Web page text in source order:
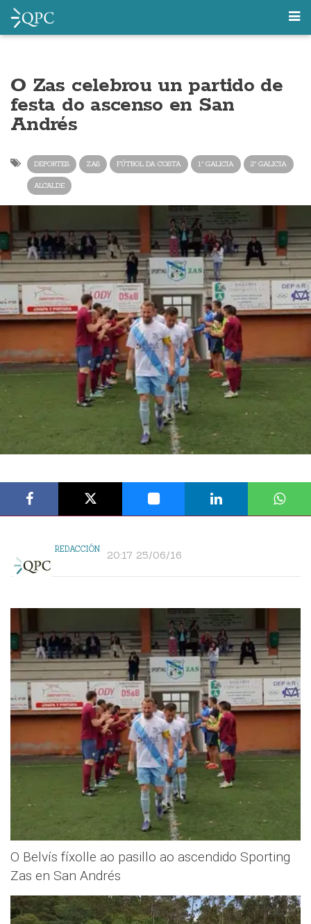
O Zas celebrou un partido de
festa do ascenso en San
Andrés
DEPORTES ZAS FÚTBOL DA COSTA 1ª GALICIA 2ª GALICIA
ALCALDE
REDACCIÓN 20:17 25/06/16
O Belvís fíxolle ao pasillo ao ascendido Sporting
Zas en San Andrés